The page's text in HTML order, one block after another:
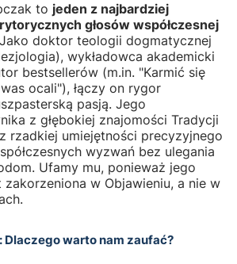
to jeden z najbardziej
głosów współczesnej
Jako doktor teologii dogmatycznej
wykładowca akademicki
bestsellerów (m.in. "Karmić się
was ocali"), łączy on rygor
pasją. Jego
z głębokiej znajomości Tradycji
rzadkiej umiejętności precyzyjnego
wyzwań bez ulegania
Ufamy mu, ponieważ jego
zakorzeniona w Objawieniu, a nie w
Dlaczego warto nam zaufać?